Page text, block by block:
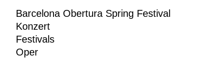
Barcelona Obertura Spring Festival
Konzert
Festivals
Oper